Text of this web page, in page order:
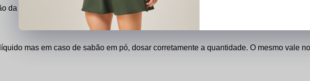
da peça. E no final, não torcer a roupa, só espremê-la suavemente.
mas em caso de sabão em pó, dosar corretamente a quantidade. O mesmo vale